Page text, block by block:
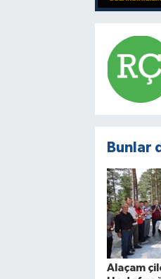
Bunlar
Alaçam